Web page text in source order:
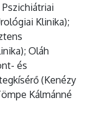
Klinika);
Oláh
és
(Kenézy
Kálmánné